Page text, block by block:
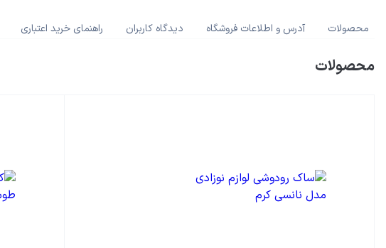
محصولات آدرس و اطلاعات فروشگاه دیدگاه کاربران راهنمای خرید اعتباری
محصولات